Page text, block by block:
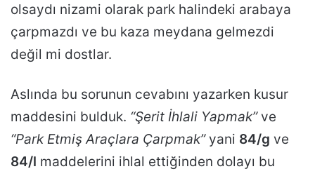
olsaydı nizami olarak park halindeki arabaya
çarpmazdı ve bu kaza meydana gelmezdi
değil mi dostlar.
Aslında bu sorunun cevabını yazarken kusur
maddesini bulduk. “Şerit İhlali Yapmak”ve
“Park Etmiş Araçlara Çarpmak”yani 84/g ve
84/l maddelerini ihlal ettiğinden dolayı bu